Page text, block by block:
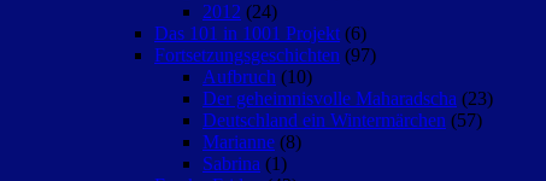
2012 (24)
Das 101 in 1001 Projekt (6)
Fortsetzungsgeschichten (97)
Aufbruch (10)
Der geheimnisvolle Maharadscha (23)
Deutschland ein Wintermärchen (57)
Marianne (8)
Sabrina (1)